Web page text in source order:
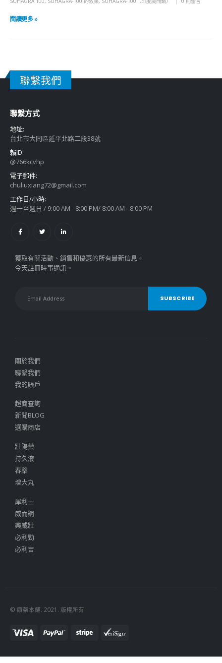
閱讀更多 »
聯繫我們
聯繫方式
地址:
台北市大同區延平北路二段38號
賴ID:
@766kcvhp
電子郵件:
chuliuxiang72@gmail.com
工作日/小時:
週一至週日 / 9:00 AM - 8:00 PM/ 8:00 AM - 8:00 PM
獲取有關活動、銷售和優惠的所有最新信息。
今天註冊時事通訊。
關於我們
聯繫我們
我的賬戶
超商查詢
新聞BLOG
選購商店
壯陽藥
持久液
春藥
增大丸
犀利士
威而鋼
樂威壯
必利勁
必利吉
© 康藥本鋪. 2021. 版權所有